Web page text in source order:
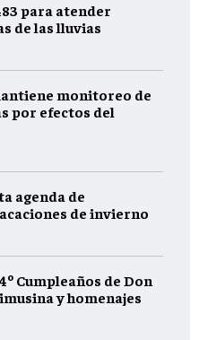
para atender
de las lluvias
monitoreo de
por efectos del
agenda de
de invierno
Cumpleaños de Don
y homenajes